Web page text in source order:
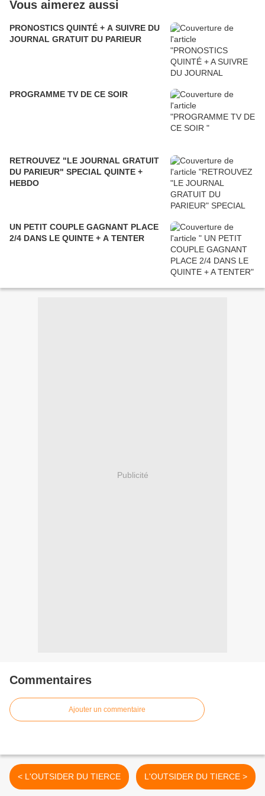
Vous aimerez aussi
PRONOSTICS QUINTÉ + A SUIVRE DU
JOURNAL GRATUIT DU PARIEUR
PROGRAMME TV DE CE SOIR
RETROUVEZ "LE JOURNAL GRATUIT
DU PARIEUR" SPECIAL QUINTE +
HEBDO
UN PETIT COUPLE GAGNANT PLACE
2/4 DANS LE QUINTE + A TENTER
Publicité
Commentaires
Ajouter un commentaire
< L'OUTSIDER DU TIERCE L'OUTSIDER DU TIERCE >